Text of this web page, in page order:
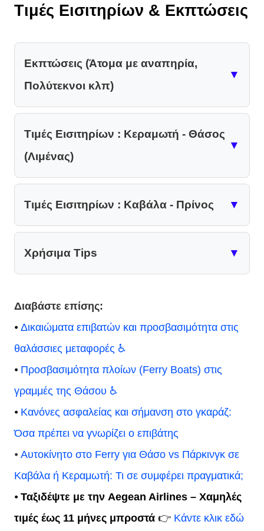
Τιμές Εισιτηρίων & Εκπτώσεις
Εκπτώσεις (Άτομα με αναπηρία,
Πολύτεκνοι κλπ)
▼
Τιμές Εισιτηρίων : Κεραμωτή - Θάσος
(Λιμένας)
▼
Τιμές Εισιτηρίων : Καβάλα - Πρίνος ▼
Χρήσιμα Tips ▼
Διαβάστε επίσης:
⦁ Δικαιώματα επιβατών και προσβασιμότητα στις
θαλάσσιες μεταφορές ♿
⦁ Προσβασιμότητα πλοίων (Ferry Boats) στις
γραμμές της Θάσου ♿
⦁ Κανόνες ασφαλείας και σήμανση στο γκαράζ:
Όσα πρέπει να γνωρίζει ο επιβάτης
⦁ Αυτοκίνητο στο Ferry για Θάσο vs Πάρκινγκ σε
Καβάλα ή Κεραμωτή: Τι σε συμφέρει πραγματικά;
⦁ Ταξιδέψτε με την Aegean Airlines – Χαμηλές
τιμές έως 11 μήνες μπροστά 👉 Κάντε κλικ εδώ